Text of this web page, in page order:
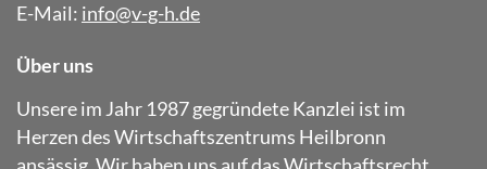
E-Mail: info@v-g-h.de
Über uns
Unsere im Jahr 1987 gegründete Kanzlei ist im
Herzen des Wirtschaftszentrums Heilbronn